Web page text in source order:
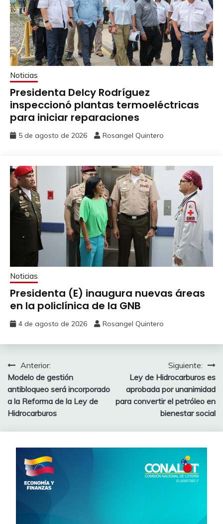
Noticias
Presidenta Delcy Rodríguez
inspeccionó plantas termoeléctricas
para iniciar reparaciones
5 de agosto de 2026 Rosangel Quintero
Noticias
Presidenta (E) inaugura nuevas áreas
en la policlínica de la GNB
4 de agosto de 2026 Rosangel Quintero
Anterior:
Modelo de gestión
antibloqueo será incorporado
a la Reforma de la Ley de
Hidrocarburos
Siguiente:
Ley de Hidrocarburos es
aprobada por unanimidad
para convertir el petróleo en
bienestar social